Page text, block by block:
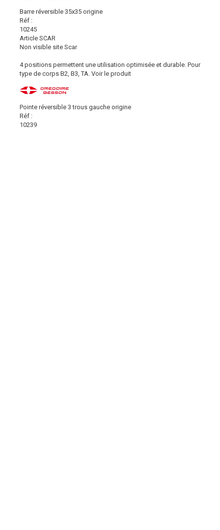
Barre réversible 35x35 origine
Réf :
10245
Article SCAR
Non visible site Scar
4 positions permettent une utilisation optimisée et durable. Pour
type de corps B2, B3, TA. Voir le produit
Pointe réversible 3 trous gauche origine
Réf :
10239